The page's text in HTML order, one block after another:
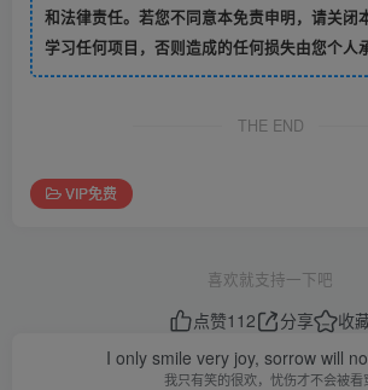
和法律责任。若您不同意本免责申明，请关闭
学习任何项目，否则造成的任何损失由您个人
THE END
VIP免费
喜欢就支持一下吧
点赞112 分享
收
I only smile very joy, sorrow will
我只有笑的很欢，忧伤才不会被看